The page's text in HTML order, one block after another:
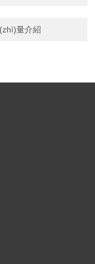
量介紹